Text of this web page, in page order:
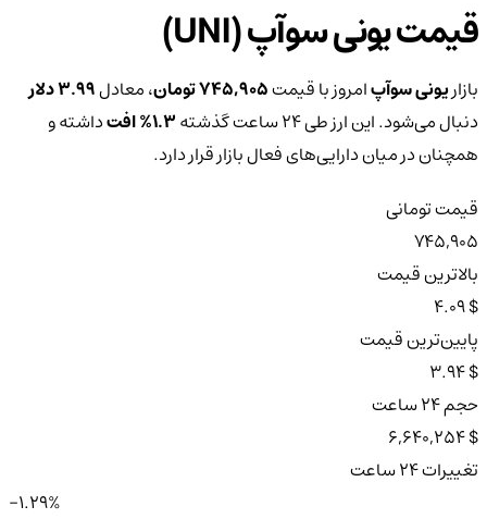
قیمت یونی سوآپ (UNI)
بازاریونی سوآپامروز با قیمت745,905 تومان ، معادل3.99 دلار
دنبال می‌شود. این ارز طی ۲۴ ساعت گذشته
1.3% افتداشته و
همچنان در میان دارایی‌های فعال بازار قرار دارد.
قیمت تومانی
745,905
بالاترین قیمت
$ 4.09
پایین‌ترین قیمت
$ 3.94
حجم ۲۴ ساعت
$ 6,640,254
تغییرات ۲۴ ساعت
-1.29%